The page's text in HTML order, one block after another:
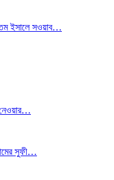
ইসালে সওয়াব…
নেওয়ার…
সুফী…